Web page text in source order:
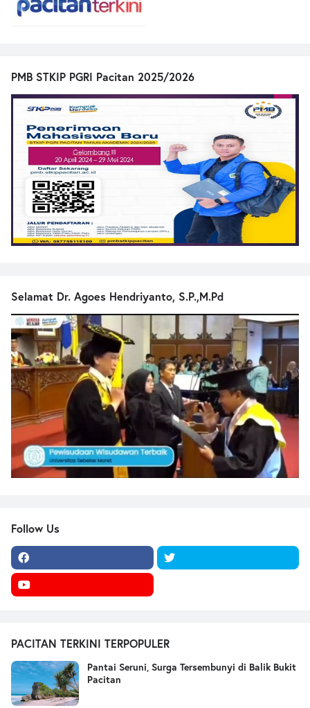
PMB STKIP PGRI Pacitan 2025/2026
Selamat Dr. Agoes Hendriyanto, S.P.,M.Pd
Follow Us
PACITAN TERKINI TERPOPULER
Pantai Seruni, Surga Tersembunyi di Balik Bukit
Pacitan